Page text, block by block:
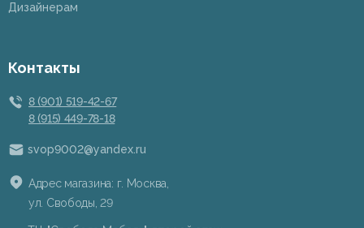
Дизайнерам
Контакты
8 (901) 519-42-67
8 (915) 449-78-18
svop9002@yandex.ru
Адрес магазина: г. Москва,
ул. Свободы, 29